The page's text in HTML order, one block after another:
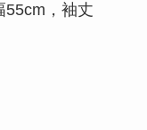
55cm，袖丈